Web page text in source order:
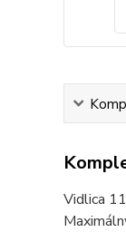
Vidlica